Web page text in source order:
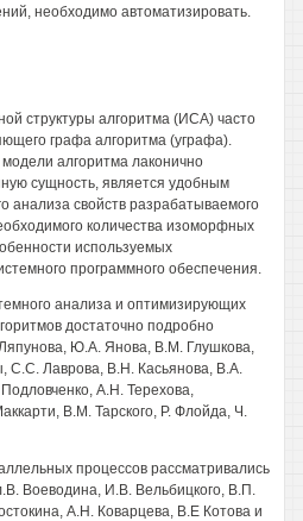
необходимо автоматизировать.
структуры алгоритма (ИСА) часто
графа алгоритма (уграфа).
алгоритма лаконично
сущность, является удобным
анализа свойств разрабатываемого
количества изоморфных
используемых
программного обеспечения.
анализа и оптимизирующих
достаточно подробно
Ю.А. Янова, В.М. Глушкова,
Лаврова, В.Н. Касьянова, В.А.
А.Н. Терехова,
В.М. Тарского, Р. Флойда, Ч.
процессов рассматривались
Воеводина, И.В. Вельбицкого, В.П.
А.Н. Коварцева, В.Е Котова и